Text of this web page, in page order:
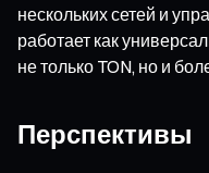
нескольких сетей и
работает как
не только TON, но и
Перспективы